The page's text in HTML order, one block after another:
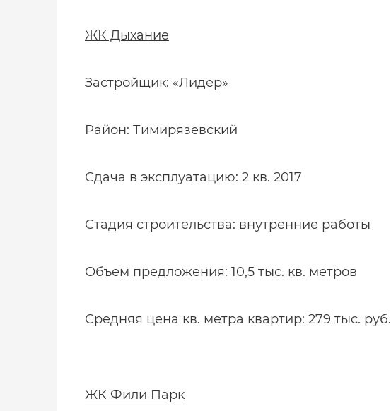
ЖК Дыхание
Застройщик: «Лидер»
Район: Тимирязевский
Сдача в эксплуатацию: 2 кв. 2017
Стадия строительства: внутренние работы
Объем предложения: 10,5 тыс. кв. метров
Средняя цена кв. метра квартир: 279 тыс. руб.
ЖК Фили Парк